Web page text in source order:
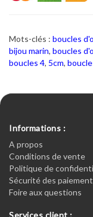
Mots-clés : boucles
bijou marin, boucles
boucles 4, 5cm,
Informations :
A propos
Conditions de vente
Politique de
Sécurité des
Foire aux questions
Services client :